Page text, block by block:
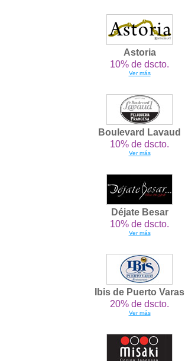
Astoria
10% de dscto.
Ver más
Boulevard Lavaud
10% de dscto.
Ver más
Déjate Besar
10% de dscto.
Ver más
Ibis de Puerto Varas
20% de dscto.
Ver más